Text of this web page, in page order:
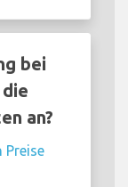
bei
an?
Preise